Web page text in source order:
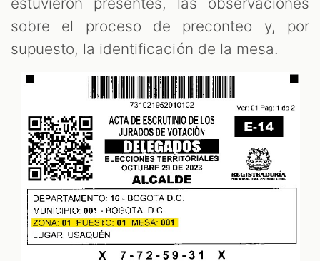
sobre el proceso de preconteo y, por
supuesto, la identificación de la mesa.